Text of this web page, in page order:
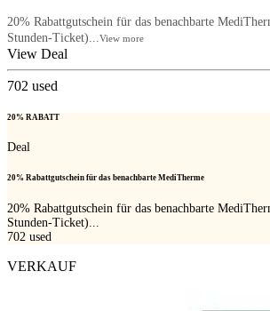
20% Rabattgutschein für das benachbarte
Stunden-Ticket)...
View more
View Deal
702 used
20% RABATT
Deal
20% Rabattgutschein für das benachbarte MediTherme
20% Rabattgutschein für das benachbarte
Stunden-Ticket)...
702 used
VERKAUF